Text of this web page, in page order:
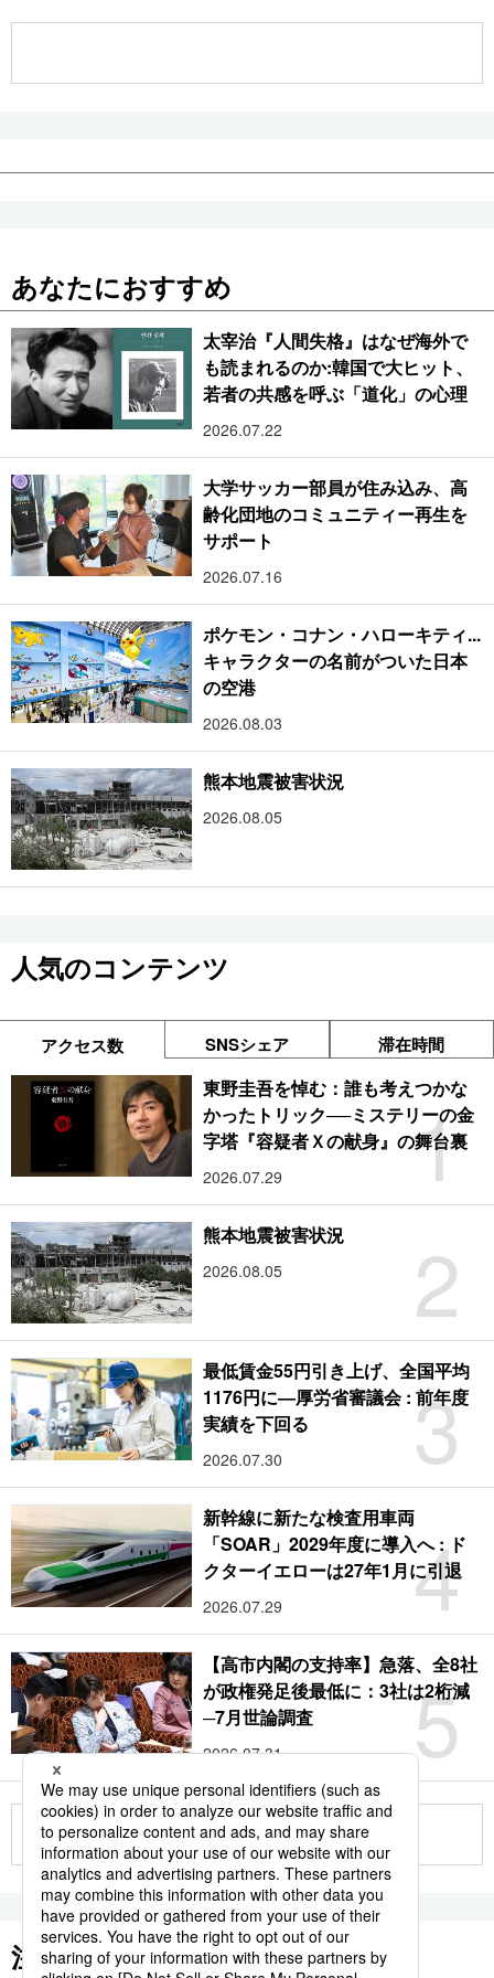
あなたにおすすめ
太宰治『人間失格』はなぜ海外で
も読まれるのか:韓国で大ヒット、
若者の共感を呼ぶ「道化」の心理
2026.07.22
大学サッカー部員が住み込み、高
齢化団地のコミュニティー再生を
サポート
2026.07.16
ポケモン・コナン・ハローキティ...
キャラクターの名前がついた日本
の空港
2026.08.03
熊本地震被害状況
2026.08.05
人気のコンテンツ
アクセス数 SNSシェア 滞在時間
1
東野圭吾を悼む：誰も考えつかな
かったトリック──ミステリーの金
字塔『容疑者Ｘの献身』の舞台裏
2026.07.29
2
熊本地震被害状況
2026.08.05
3
最低賃金55円引き上げ、全国平均
1176円に―厚労省審議会 : 前年度
実績を下回る
2026.07.30
4
新幹線に新たな検査用車両
「SOAR」2029年度に導入へ : ド
クターイエローは27年1月に引退
2026.07.29
5
【高市内閣の支持率】急落、全8社
が政権発足後最低に：3社は2桁減
─7月世論調査
2026.07.31
もっと見る
注目のキーワード